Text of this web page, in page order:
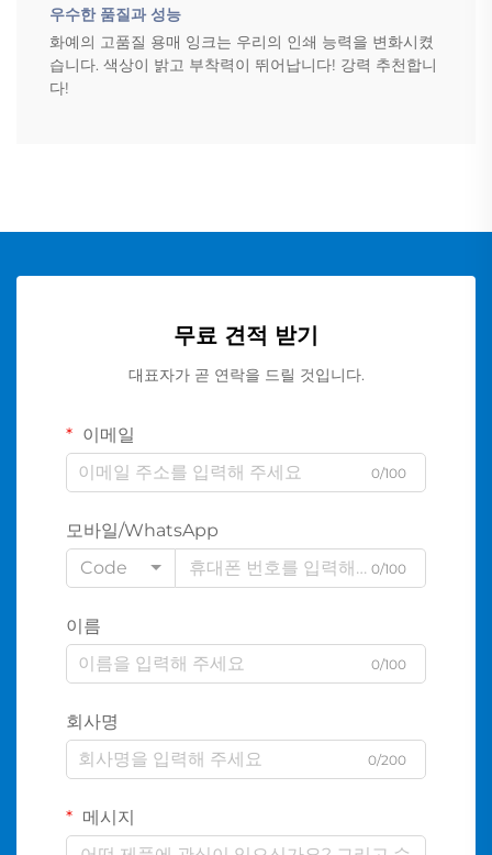
우수한 품질과 성능
화예의 고품질 용매 잉크는 우리의 인쇄 능력을 변화시켰
습니다. 색상이 밝고 부착력이 뛰어납니다! 강력 추천합니
다!
무료 견적 받기
대표자가 곧 연락을 드릴 것입니다.
이메일
0/100
모바일/WhatsApp
Code
0/100
이름
0/100
회사명
0/200
메시지